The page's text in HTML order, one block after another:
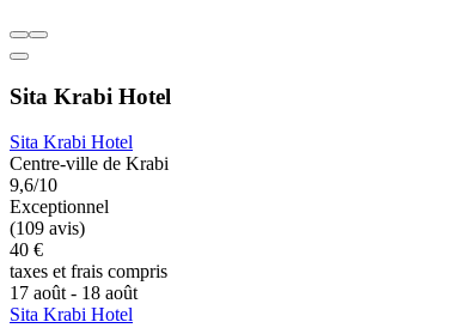
Sita Krabi Hotel
Sita Krabi Hotel
Centre-ville de Krabi
9,6/10
Exceptionnel
(109 avis)
40 €
taxes et frais compris
17 août - 18 août
Sita Krabi Hotel